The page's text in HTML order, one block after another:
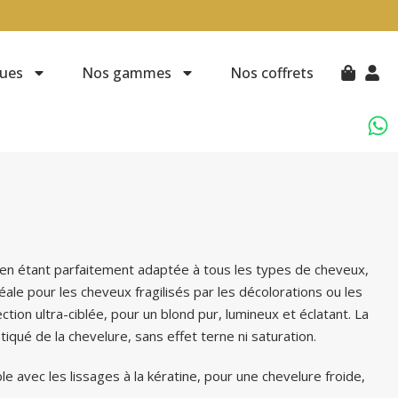
Nos gammes Nos coffrets
étant parfaitement adaptée à tous les types de cheveux,
pour les cheveux fragilisés par les décolorations ou les
ultra-ciblée, pour un blond pur, lumineux et éclatant. La
de la chevelure, sans effet terne ni saturation.
avec les lissages à la kératine, pour une chevelure froide,